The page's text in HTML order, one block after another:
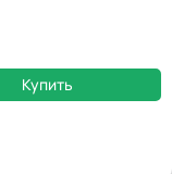
Купить